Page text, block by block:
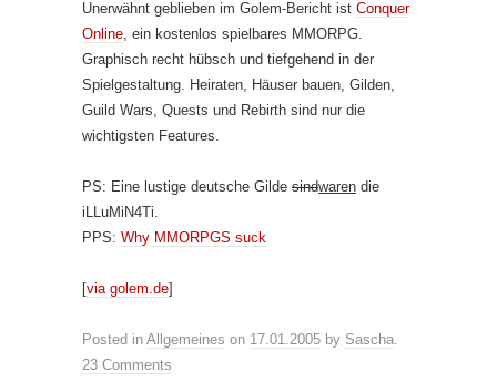
Unerwähnt geblieben im Golem-Bericht ist Conquer
Online, ein kostenlos spielbares MMORPG.
Graphisch recht hübsch und tiefgehend in der
Spielgestaltung. Heiraten, Häuser bauen, Gilden,
Guild Wars, Quests und Rebirth sind nur die
wichtigsten Features.
PS: Eine lustige deutsche Gilde sindwaren die
iLLuMiN4Ti.
PPS: Why MMORPGS suck
[via golem.de]
Posted in Allgemeines on 17.01.2005 by Sascha.
23 Comments